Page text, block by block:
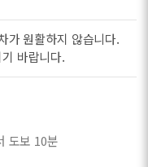
가 원활하지 않습니다.
바랍니다.
도보 10분